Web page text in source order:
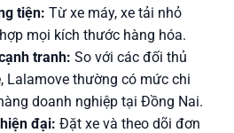
tiện: Từ xe máy, xe tải nhỏ
mọi kích thước hàng hóa.
tranh: So với các đối thủ
Lalamove thường có mức chi
doanh nghiệp tại Đồng Nai.
đại: Đặt xe và theo dõi đơn